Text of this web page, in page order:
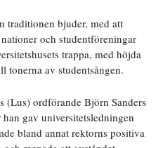
traditionen bjuder, med att
och studentföreningar
trappa, med höjda
tonerna av studentsången.
(Lus) ordförande Björn Sanders
gav universitetsledningen
bland annat rektorns positiva